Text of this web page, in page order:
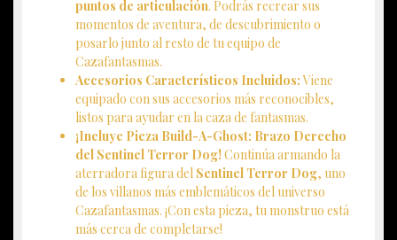
puntos de articulación. Podrás recrear sus
momentos de aventura, de descubrimiento o
posarlo junto al resto de tu equipo de
Cazafantasmas.
Accesorios Característicos Incluidos:Viene
equipado con sus accesorios más reconocibles,
listos para ayudar en la caza de fantasmas.
¡Incluye Pieza Build-A-Ghost: Brazo Derecho
del Sentinel Terror Dog! Continúa armando la
aterradora figura del Sentinel Terror Dog, uno
de los villanos más emblemáticos del universo
Cazafantasmas. ¡Con esta pieza, tu monstruo está
más cerca de completarse!